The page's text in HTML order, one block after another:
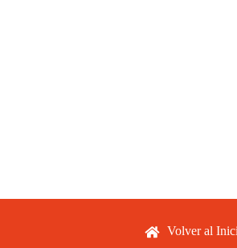
Footer
Volver al